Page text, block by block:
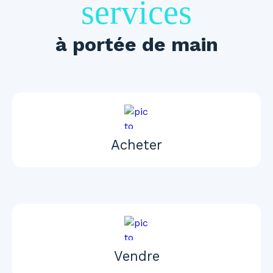
services
à portée de main
Acheter
Vendre